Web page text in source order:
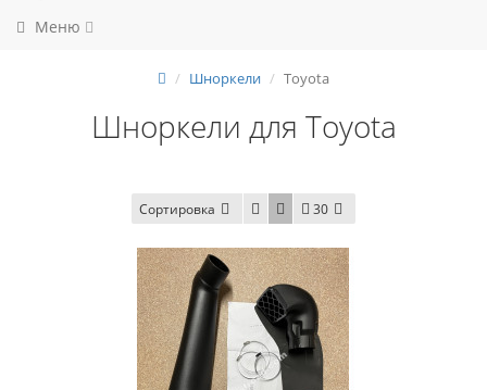
Меню
Шноркели Toyota
Шноркели для Toyota
Сортировка 30